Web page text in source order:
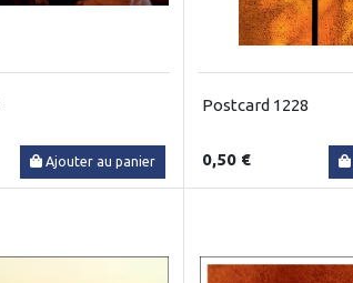
Ajouter au panier
Postcard 1228
0,50 €